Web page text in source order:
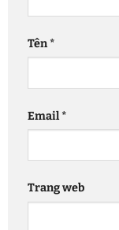
Tên*
Email*
Trang web